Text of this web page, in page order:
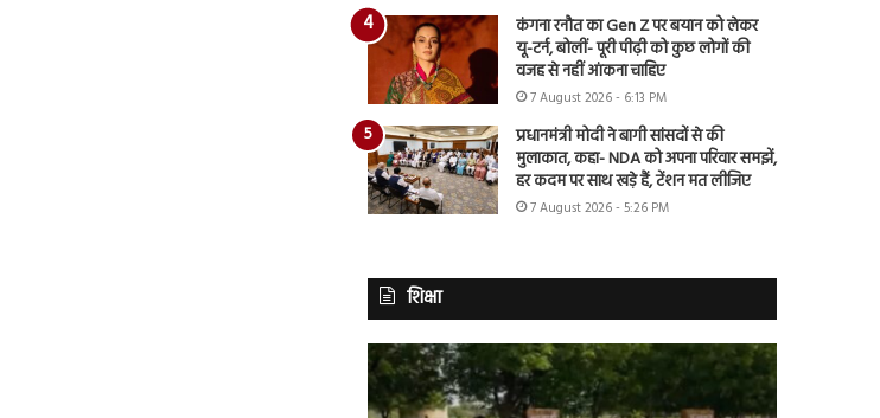
कंगना रनौत का Gen Z पर बयान को लेकर
यू-टर्न, बोलीं- पूरी पीढ़ी को कुछ लोगों की
वजह से नहीं आंकना चाहिए
7 August 2026 - 6:13 PM
प्रधानमंत्री मोदी ने बागी सांसदों से की
मुलाकात, कहा- NDA को अपना परिवार समझें,
हर कदम पर साथ खड़े हैं, टेंशन मत लीजिए
7 August 2026 - 5:26 PM
शिक्षा